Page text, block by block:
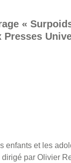
«
enfants et les
par Olivier